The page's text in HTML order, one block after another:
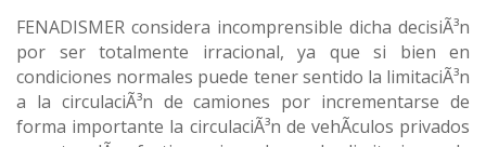
FENADISMER considera incomprensible dicha decisiÃ³n
por ser totalmente irracional, ya que si bien en
condiciones normales puede tener sentido la limitaciÃ³n
a la circulaciÃ³n de camiones por incrementarse de
forma importante la circulaciÃ³n de vehÃ­culos privados